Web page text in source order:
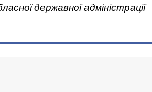
державної адміністрації